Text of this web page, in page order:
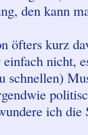
den kann
öfters kurz
einfach nicht,
schnellen)
ich